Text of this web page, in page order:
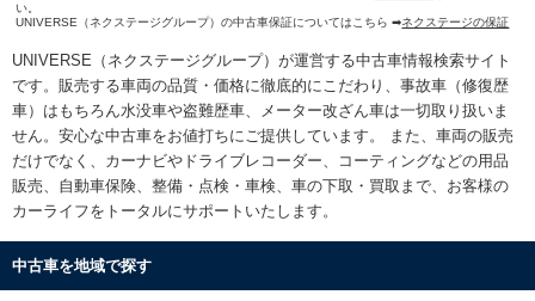
い。
UNIVERSE（ネクステージグループ）の中古車保証についてはこちら ➡ネクステージの保証
UNIVERSE（ネクステージグループ）が運営する中古車情報検索サイト
です。販売する車両の品質・価格に徹底的にこだわり、事故車（修復歴
車）はもちろん水没車や盗難歴車、メーター改ざん車は一切取り扱いま
せん。安心な中古車をお値打ちにご提供しています。 また、車両の販売
だけでなく、カーナビやドライブレコーダー、コーティングなどの用品
販売、自動車保険、整備・点検・車検、車の下取・買取まで、お客様の
カーライフをトータルにサポートいたします。
中古車を地域で探す